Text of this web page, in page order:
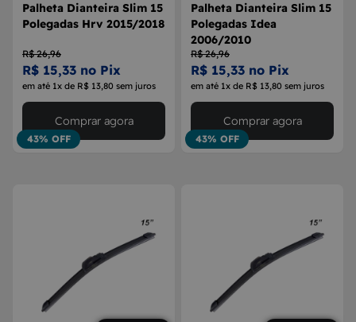
Palheta Dianteira Slim 15
Polegadas Hrv 2015/2018
R$ 26,96
R$ 15,33 no Pix
em até 1x de R$ 13,80 sem juros
43% OFF
Comprar agora
Palheta Dianteira Slim 15
Polegadas Idea
2006/2010
R$ 26,96
R$ 15,33 no Pix
em até 1x de R$ 13,80 sem juros
43% OFF
Comprar agora